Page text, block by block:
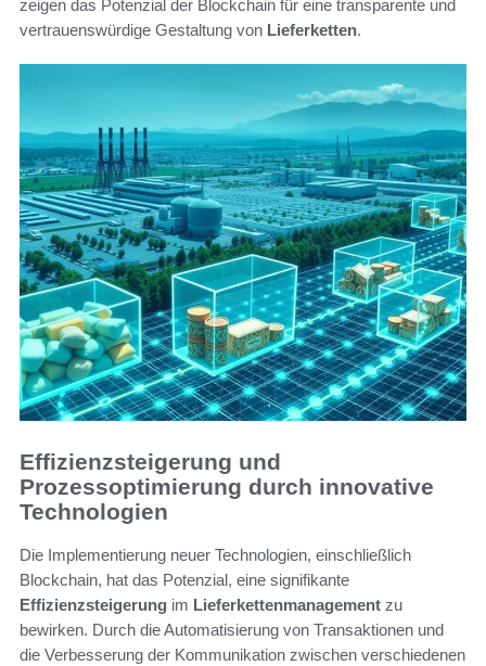
zeigen das Potenzial der Blockchain für eine transparente und
vertrauenswürdige Gestaltung von Lieferketten.
Effizienzsteigerung und
Prozessoptimierung durch innovative
Technologien
Die Implementierung neuer Technologien, einschließlich
Blockchain, hat das Potenzial, eine signifikante
Effizienzsteigerung im Lieferkettenmanagement zu
bewirken. Durch die Automatisierung von Transaktionen und
die Verbesserung der Kommunikation zwischen verschiedenen